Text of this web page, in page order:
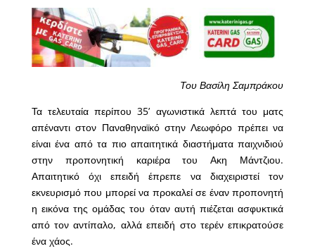
Του Βασίλη Σαμπράκου
Τα τελευταία περίπου 35’ αγωνιστικά λεπτά του ματς
απέναντι στον Παναθηναϊκό στην Λεωφόρο πρέπει να
είναι ένα από τα πιο απαιτητικά διαστήματα παιχνιδιού
στην προπονητική καριέρα του Ακη Μάντζιου.
Απαιτητικό όχι επειδή έπρεπε να διαχειριστεί τον
εκνευρισμό που μπορεί να προκαλεί σε έναν προπονητή
η εικόνα της ομάδας του όταν αυτή πιέζεται ασφυκτικά
από τον αντίπαλο, αλλά επειδή στο τερέν επικρατούσε
ένα χάος.